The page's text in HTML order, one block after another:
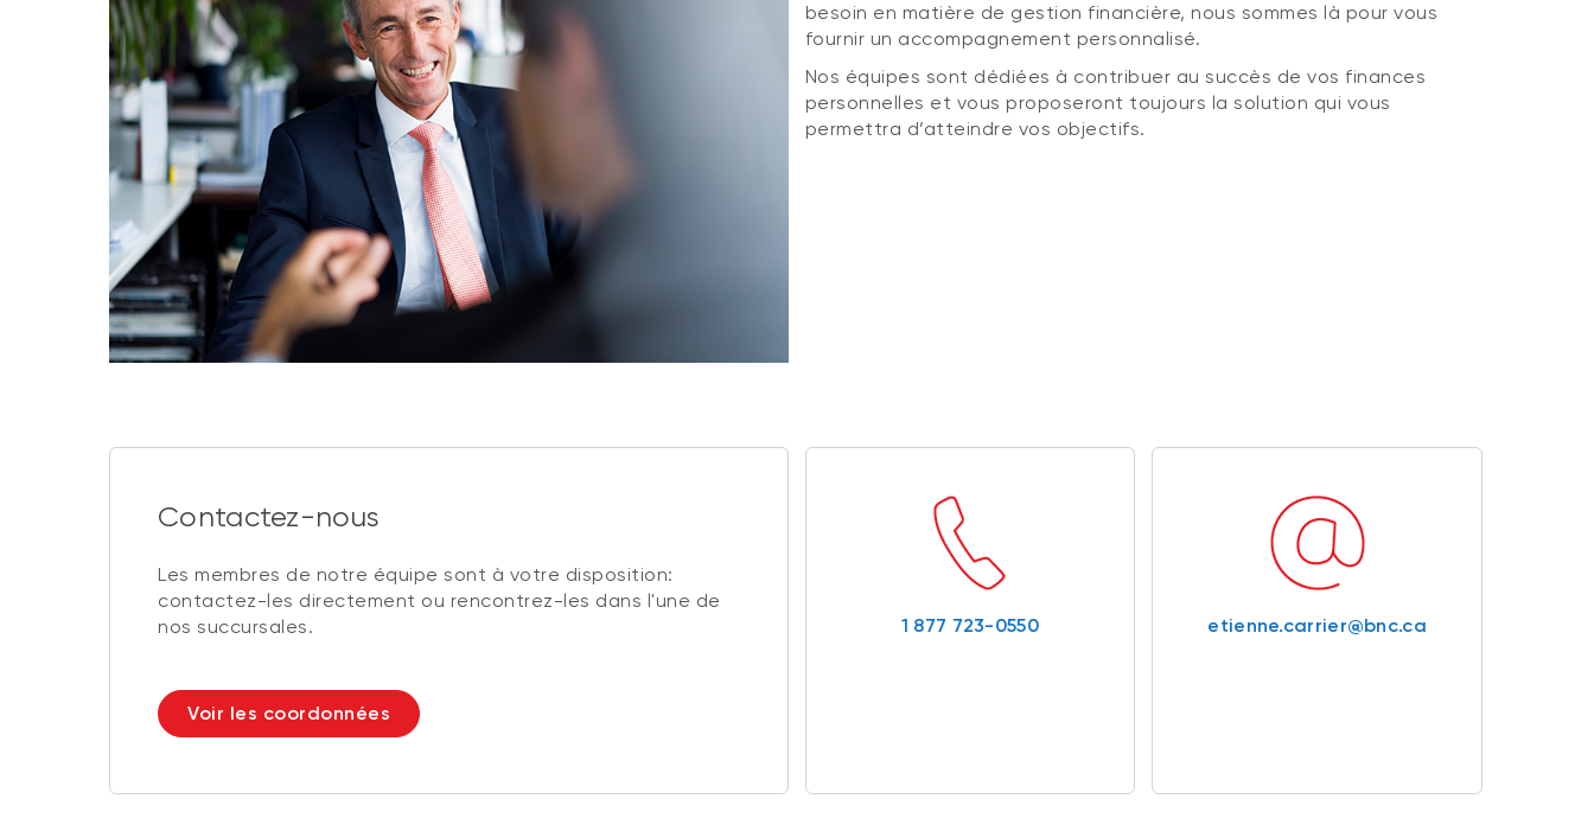
besoin en matière de gestion financière, nous sommes là pour vous
fournir un accompagnement personnalisé.
Nos équipes sont dédiées à contribuer au succès de vos finances
personnelles et vous proposeront toujours la solution qui vous
permettra d’atteindre vos objectifs.
Contactez-nous
Les membres de notre équipe sont à votre disposition:
contactez-les directement ou rencontrez-les dans l'une de
nos succursales.
Voir les coordonnées
1 877 723-0550 etienne.carrier@bnc.ca